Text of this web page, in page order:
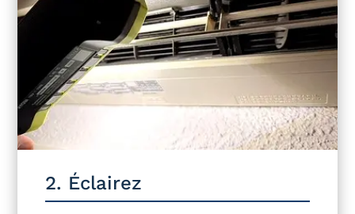
2. Éclairez